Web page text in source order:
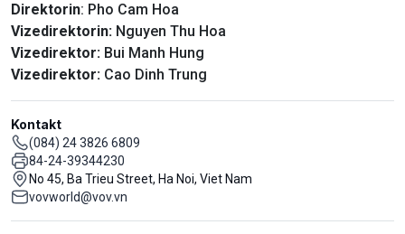
Direktorin: Pho Cam Hoa
Vizedirektorin: Nguyen Thu Hoa
Vizedirektor: Bui Manh Hung
Vizedirektor: Cao Dinh Trung
Kontakt
(084) 24 3826 6809
84-24-39344230
No 45, Ba Trieu Street, Ha Noi, Viet Nam
vovworld@vov.vn